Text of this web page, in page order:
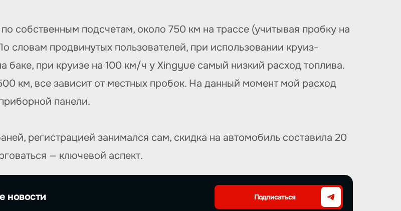
собственным подсчетам, около 750 км на трассе (учитывая пробку на
словам продвинутых пользователей, при использовании круиз-
баке, при круизе на 100 км/ч у Xingyue самый низкий расход топлива.
км, все зависит от местных пробок. На данный момент мой расход
панели.
регистрацией занимался сам, скидка на автомобиль составила 20
— ключевой аспект.
новости Подписаться